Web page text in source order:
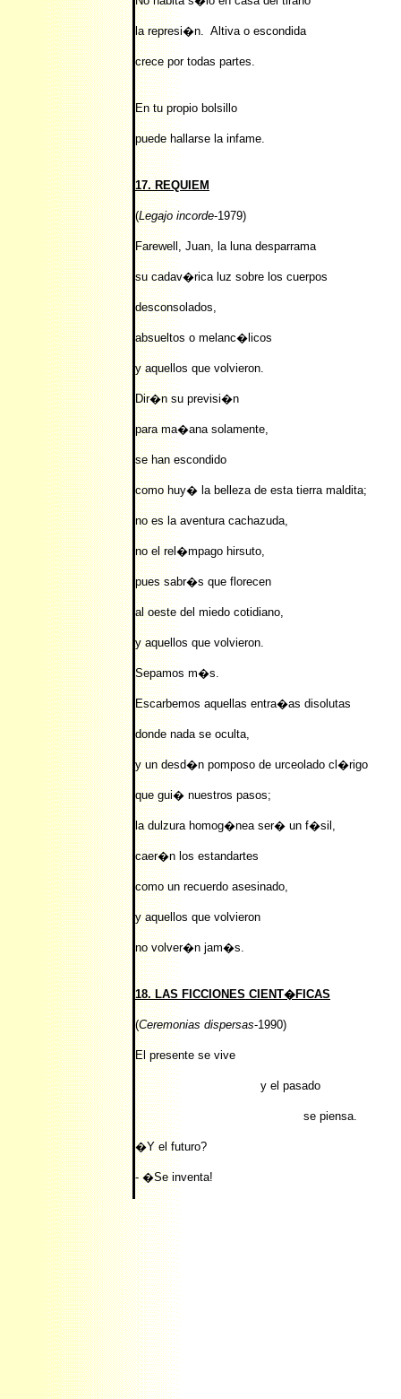
la represi�n. Altiva o escondida
crece por todas partes.
En tu propio bolsillo
puede hallarse la infame.
17. REQUIEM
(Legajo incorde-1979)
Farewell, Juan, la luna desparrama
su cadav�rica luz sobre los cuerpos
desconsolados,
absueltos o melanc�licos
y aquellos que volvieron.
Dir�n su previsi�n
para ma�ana solamente,
se han escondido
como huy� la belleza de esta tierra maldita;
no es la aventura cachazuda,
no el rel�mpago hirsuto,
pues sabr�s que florecen
al oeste del miedo cotidiano,
y aquellos que volvieron.
Sepamos m�s.
Escarbemos aquellas entra�as disolutas
donde nada se oculta,
y un desd�n pomposo de urceolado cl�rigo
que gui� nuestros pasos;
la dulzura homog�nea ser� un f�sil,
caer�n los estandartes
como un recuerdo asesinado,
y aquellos que volvieron
no volver�n jam�s.
18. LAS FICCIONES CIENT�FICAS
(Ceremonias dispersas-1990)
El presente se vive
y el pasado
se piensa.
�Y el futuro?
- �Se inventa!